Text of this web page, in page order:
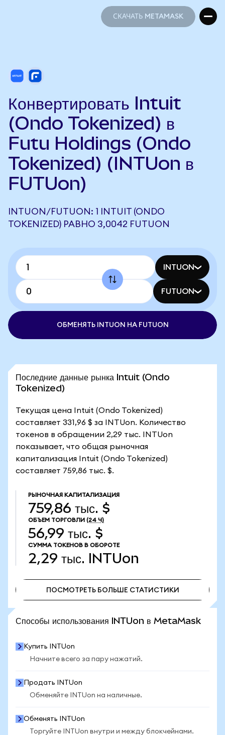
СКАЧАТЬ METAMASK
Конвертировать Intuit
(Ondo Tokenized) в
Futu Holdings (Ondo
Tokenized) (INTUon в
FUTUon)
INTUON/FUTUON: 1 INTUIT (ONDO
TOKENIZED) РАВНО 3,0042 FUTUON
INTUON
FUTUON
ОБМЕНЯТЬ INTUON НА FUTUON
Последние данные рынка Intuit (Ondo
Tokenized)
Текущая цена Intuit (Ondo Tokenized)
составляет 331,96 $ за INTUon. Количество
токенов в обращении 2,29 тыс. INTUon
показывает, что общая рыночная
капитализация Intuit (Ondo Tokenized)
составляет 759,86 тыс. $.
РЫНОЧНАЯ КАПИТАЛИЗАЦИЯ
759,86 тыс. $
ОБЪЕМ ТОРГОВЛИ (24 Ч)
56,99 тыс. $
СУММА ТОКЕНОВ В ОБОРОТЕ
2,29 тыс. INTUon
ПОСМОТРЕТЬ БОЛЬШЕ СТАТИСТИКИ
Способы использования INTUon в MetaMask
Купить INTUon
Начните всего за пару нажатий.
Продать INTUon
Обменяйте INTUon на наличные.
Обменять INTUon
Торгуйте INTUon внутри и между блокчейнами.